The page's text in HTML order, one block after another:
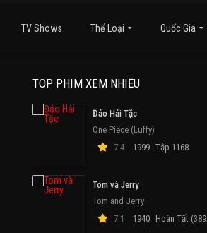
TV Shows Thể Loại Quốc Gia
TOP PHIM XEM NHIỀU
Đảo Hải Tặc
One Piece (Luffy)
7.4
1999 Tập 1168
Tom và Jerry
Tom and Jerry
7.1
1940 Hoàn Tất